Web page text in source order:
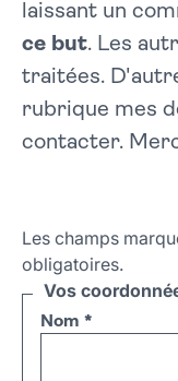
laissant un
ce but. Les
traitées.
rubrique mes
contacter.
Les champs
obligatoires.
Vos
Nom *